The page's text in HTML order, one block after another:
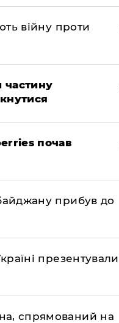
війну проти
частину
почав
прибув до
презентували
спрямований на